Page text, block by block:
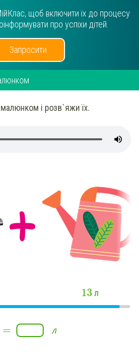
щоб включити їх до процесу
про успіхи дітей.
Запросити
і розв`яжи їх.
13 л
= л